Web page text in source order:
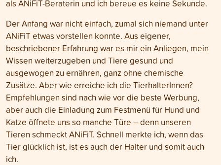
als ANiFiT-Beraterin und ich bereue es keine Sekunde.
Der Anfang war nicht einfach, zumal sich niemand unter
ANiFiT etwas vorstellen konnte. Aus eigener,
beschriebener Erfahrung war es mir ein Anliegen, mein
Wissen weiterzugeben und Tiere gesund und
ausgewogen zu ernähren, ganz ohne chemische
Zusätze. Aber wie erreiche ich die TierhalterInnen?
Empfehlungen sind nach wie vor die beste Werbung,
aber auch die Einladung zum Festmenü für Hund und
Katze öffnete uns so manche Türe – denn unseren
Tieren schmeckt ANiFiT. Schnell merkte ich, wenn das
Tier glücklich ist, ist es auch der Halter und somit auch
ich.